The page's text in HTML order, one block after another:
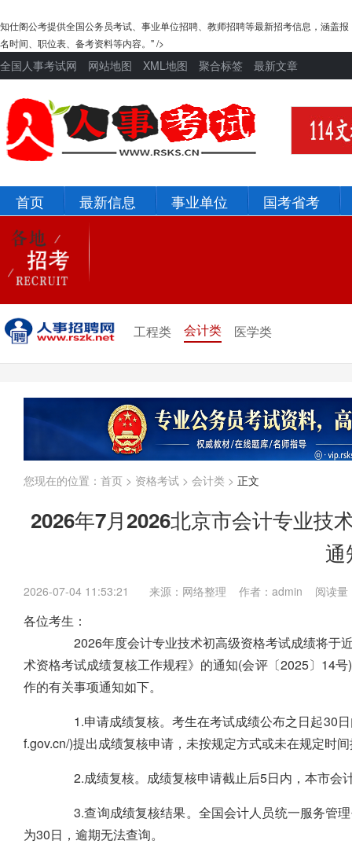
知仕阁公考提供全国公务员考试、事业单位招聘、教师招聘等最新招考信息，涵盖报
名时间、职位表、备考资料等内容。" />
全国人事考试网 网站地图 XML地图 聚合标签 最新文章
首页 最新信息 事业单位 国考省考
北京
宁夏
甘肃 陕西 西藏
河北
湖北 湖南 江西 安徽
浙江
江苏
福建 广东 广西
海南
国考
省考 企业 内蒙古
工程类 会计类 医学类
您现在的位置： 首页 > 资格考试 > 会计类 > 正文
2026年7月2026北京市会计专业技
通
2026-07-04 11:53:21 来源：网络整理 作者：admin 阅读量
各位考生：
2026年度会计专业技术初高级资格考试成绩将于
术资格考试成绩复核工作规程》的通知(会评〔2025〕14
作的有关事项通知如下。
1.申请成绩复核。考生在考试成绩公布之日起30日
f.gov.cn/)提出成绩复核申请，未按规定方式或未在规定时
2.成绩复核。成绩复核申请截止后5日内，本市会
3.查询成绩复核结果。全国会计人员统一服务管
为30日，逾期无法查询。